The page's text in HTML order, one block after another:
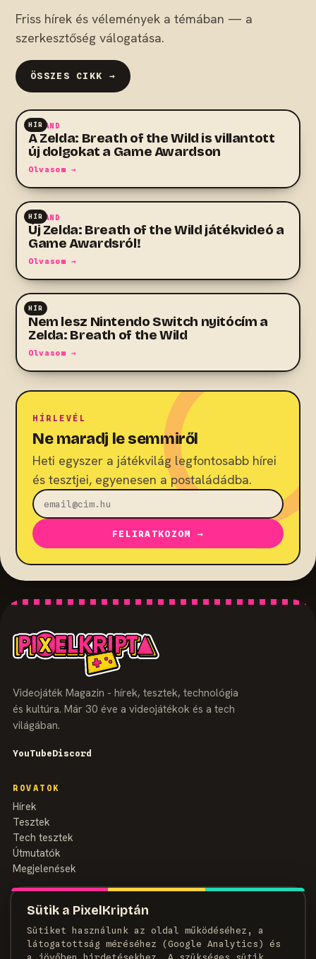
Sütik a PixelKriptán
Sütiket használunk az oldal működéséhez, a
látogatottság méréséhez (Google Analytics) és
Friss hírek és vélemények a témában — a
szerkesztőség válogatása.
ÖSSZES CIKK →
HÍR
KALAND
A Zelda: Breath of the Wild is villantott
új dolgokat a Game Awardson
Olvasom →
HÍR
KALAND
Új Zelda: Breath of the Wild játékvideó a
Game Awardsról!
Olvasom →
HÍR
RPG
Nem lesz Nintendo Switch nyitócím a
Zelda: Breath of the Wild
Olvasom →
HÍRLEVÉL
Ne maradj le semmiről
Heti egyszer a játékvilág legfontosabb hírei
és tesztjei, egyenesen a postaládádba.
FELIRATKOZOM →
Videojáték Magazin - hírek, tesztek, technológia
és kultúra. Már 30 éve a videojátékok és a tech
világában.
YouTubeDiscord
ROVATOK
Hírek
Tesztek
Tech tesztek
Útmutatók
Megjelenések
MAGAZIN
Szerzők
Médiaajánlat